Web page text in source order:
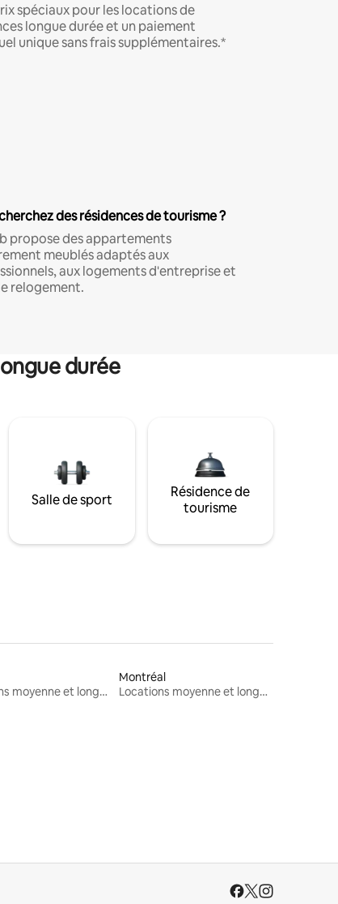
spéciaux pour les locations de
longue durée et un paiement
unique sans frais supplémentaires.*
des résidences de tourisme ?
propose des appartements
meublés adaptés aux
aux logements d'entreprise et
relogement.
durée
Salle de sport
Résidence de
tourisme
Locations moyenne et longue durée
Montréal
Locations moyenne et longue durée